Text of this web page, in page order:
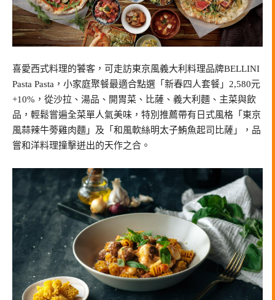
喜愛西式料理的饕客，可走訪東京風義大利料理品牌BELLINI
Pasta Pasta，小家庭聚餐最適合點選「新春四人套餐」2,580元
+10%，從沙拉、湯品、開胃菜、比薩、義大利麵、主菜與飲
品，輕鬆嘗遍全菜單人氣美味，特別推薦帶有日式風格「東京
風蒜辣牛蒡雞肉麵」及「和風軟絲明太子鮪魚起司比薩」，品
嘗和洋料理撞擊迸出的天作之合。